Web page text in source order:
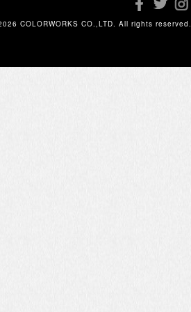
COLORWORKS CO.,LTD. All rights reserved.